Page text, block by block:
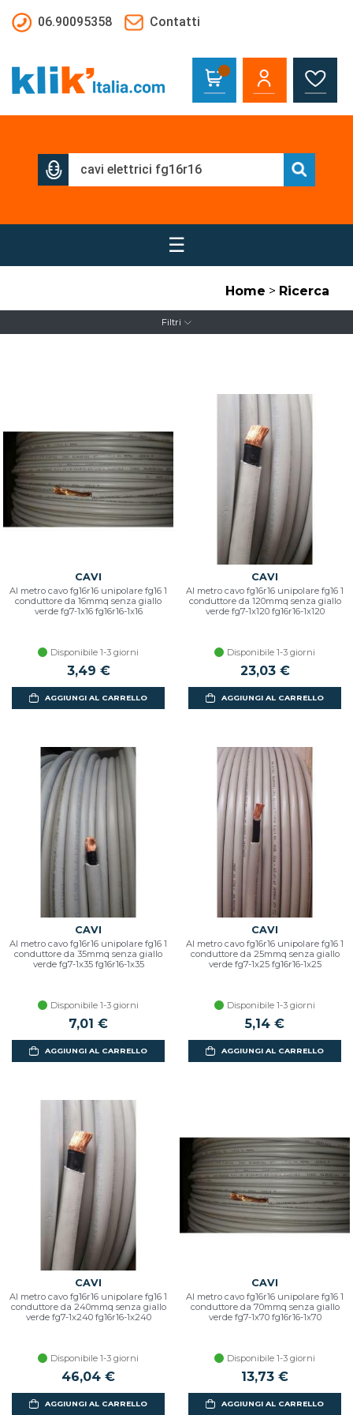
06.90095358
Contatti
☰
Home > Ricerca
Filtri
CAVI
Al metro cavo fg16r16 unipolare fg16 1
conduttore da 16mmq senza giallo
verde fg7-1x16 fg16r16-1x16
Disponibile 1-3 giorni
3,49 €
AGGIUNGI AL CARRELLO
CAVI
Al metro cavo fg16r16 unipolare fg16 1
conduttore da 120mmq senza giallo
verde fg7-1x120 fg16r16-1x120
Disponibile 1-3 giorni
23,03 €
AGGIUNGI AL CARRELLO
CAVI
Al metro cavo fg16r16 unipolare fg16 1
conduttore da 35mmq senza giallo
verde fg7-1x35 fg16r16-1x35
Disponibile 1-3 giorni
7,01 €
AGGIUNGI AL CARRELLO
CAVI
Al metro cavo fg16r16 unipolare fg16 1
conduttore da 25mmq senza giallo
verde fg7-1x25 fg16r16-1x25
Disponibile 1-3 giorni
5,14 €
AGGIUNGI AL CARRELLO
CAVI
Al metro cavo fg16r16 unipolare fg16 1
conduttore da 240mmq senza giallo
verde fg7-1x240 fg16r16-1x240
Disponibile 1-3 giorni
46,04 €
AGGIUNGI AL CARRELLO
CAVI
Al metro cavo fg16r16 unipolare fg16 1
conduttore da 70mmq senza giallo
verde fg7-1x70 fg16r16-1x70
Disponibile 1-3 giorni
13,73 €
AGGIUNGI AL CARRELLO